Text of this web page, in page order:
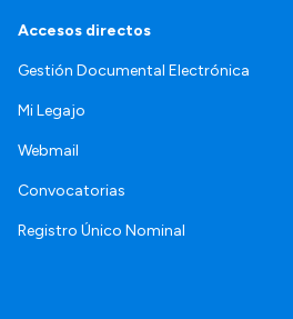
Accesos directos
Gestión Documental Electrónica
Mi Legajo
Webmail
Convocatorias
Registro Único Nominal